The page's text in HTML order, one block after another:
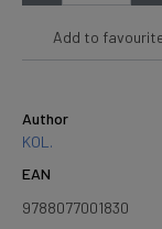
Add to
Author
KOL.
EAN
9788077001830